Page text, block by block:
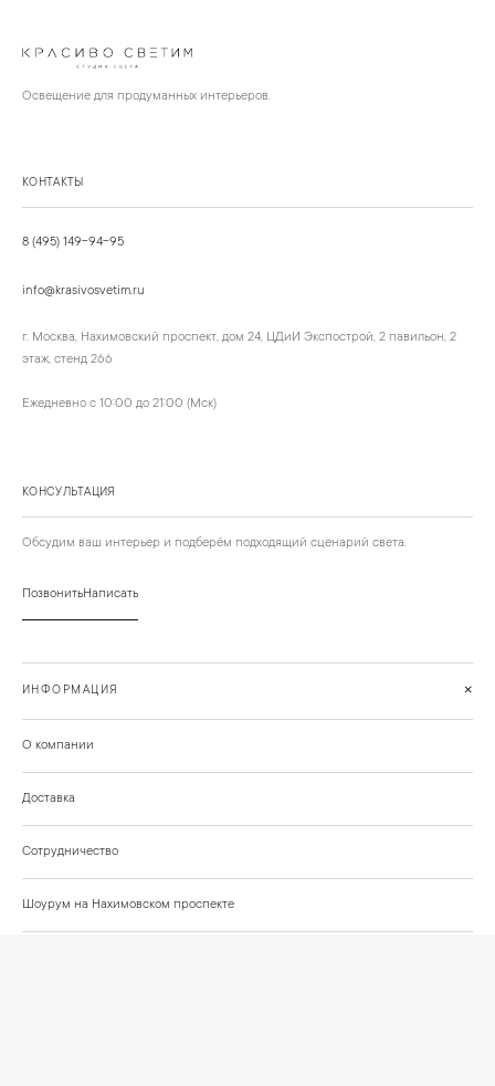
Освещение для продуманных интерьеров.
КОНТАКТЫ
8 (495) 149-94-95
info@krasivosvetim.ru
г. Москва, Нахимовский проспект, дом 24, ЦДиИ Экспострой, 2 павильон, 2
этаж, стенд 266
Ежедневно с 10:00 до 21:00 (Мск)
КОНСУЛЬТАЦИЯ
Обсудим ваш интерьер и подберём подходящий сценарий света.
ПозвонитьНаписать
ИНФОРМАЦИЯ +
О компании
Доставка
Сотрудничество
Шоурум на Нахимовском проспекте